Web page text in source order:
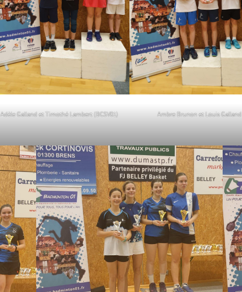
Adèle Galland et Timothé Lambert (BCSV01) Ambre Brunon et Louis Galland